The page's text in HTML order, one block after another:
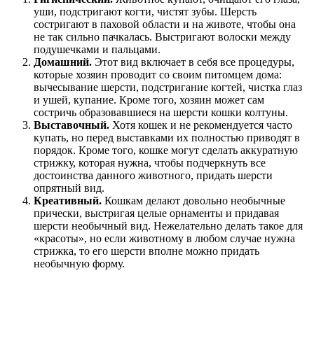
уши, подстригают когти, чистят зубы. Шерсть
состригают в паховой области и на животе, чтобы она
не так сильно пачкалась. Выстригают волоски между
подушечками и пальцами.
Домашний. Этот вид включает в себя все процедуры,
которые хозяин проводит со своим питомцем дома:
вычесывание шерсти, подстригание когтей, чистка глаз
и ушей, купание. Кроме того, хозяин может сам
состричь образовавшиеся на шерсти кошки колтуны.
Выставочный. Хотя кошек и не рекомендуется часто
купать, но перед выставками их полностью приводят в
порядок. Кроме того, кошке могут сделать аккуратную
стрижку, которая нужна, чтобы подчеркнуть все
достоинства данного животного, придать шерсти
опрятный вид.
Креативный. Кошкам делают довольно необычные
прически, выстригая целые орнаменты и придавая
шерсти необычный вид. Нежелательно делать такое для
«красоты», но если животному в любом случае нужна
стрижка, то его шерсти вполне можно придать
необычную форму.